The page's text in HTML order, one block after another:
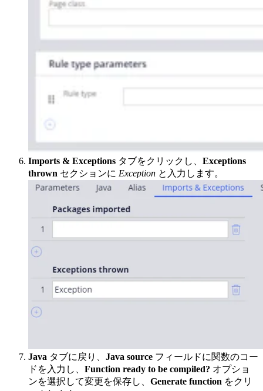
Imports & Exceptions タブをクリックし、 Exceptions
thrown セクションに Exception と入力します。
Java タブに戻り、 Java source フィールドに関数のコー
ドを入力し、 Function ready to be compiled? オプショ
ンを選択して変更を保存し、 Generate function をクリ